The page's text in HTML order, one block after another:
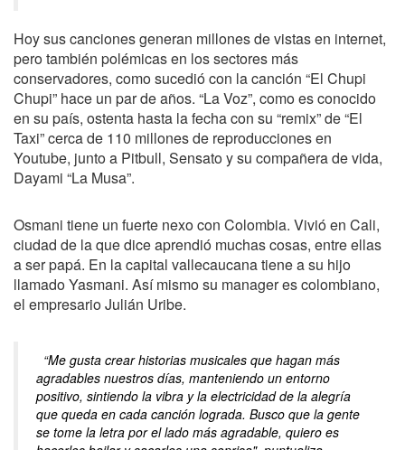
Hoy sus canciones generan millones de vistas en internet,
pero también polémicas en los sectores más
conservadores, como sucedió con la canción “El Chupi
Chupi” hace un par de años. “La Voz”, como es conocido
en su país, ostenta hasta la fecha con su “remix” de “El
Taxi” cerca de 110 millones de reproducciones en
Youtube, junto a Pitbull, Sensato y su compañera de vida,
Dayami “La Musa”.
Osmani tiene un fuerte nexo con Colombia. Vivió en Cali,
ciudad de la que dice aprendió muchas cosas, entre ellas
a ser papá. En la capital vallecaucana tiene a su hijo
llamado Yasmani. Así mismo su manager es colombiano,
el empresario Julián Uribe.
“Me gusta crear historias musicales que hagan más
agradables nuestros días, manteniendo un entorno
positivo, sintiendo la vibra y la electricidad de la alegría
que queda en cada canción lograda. Busco que la gente
se tome la letra por el lado más agradable, quiero es